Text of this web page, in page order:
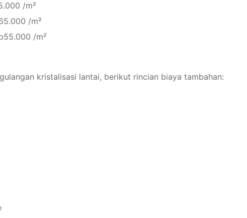
/m²
/m²
/m²
kristalisasi lantai, berikut rincian biaya tambahan: